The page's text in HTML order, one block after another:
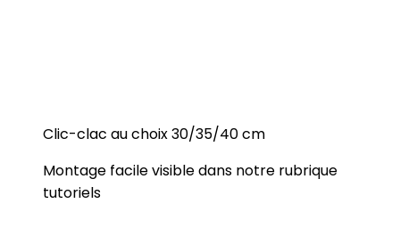
Clic-clac au choix 30/35/40 cm
Montage facile visible dans notre rubrique
tutoriels